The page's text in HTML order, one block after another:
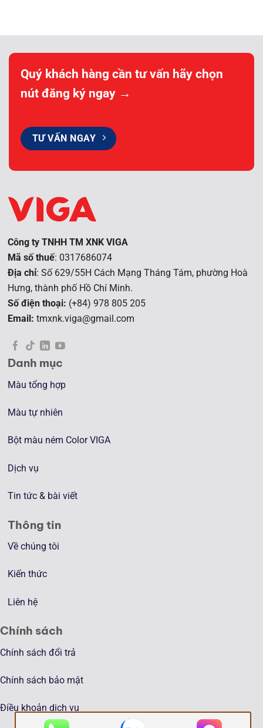
Quý khách hàng cần tư vấn hãy chọn
nút đăng ký ngay →
TƯ VẤN NGAY
Công ty TNHH TM XNK VIGA
Mã số thuế: 0317686074
Địa chỉ: Số 629/55H Cách Mạng Tháng Tám, phường Hoà
Hưng, thành phố Hồ Chí Minh.
Số điện thoại: (+84) 978 805 205
Email: tmxnk.viga@gmail.com
Danh mục
Màu tổng hợp
Màu tự nhiên
Bột màu ném Color VIGA
Dịch vụ
Tin tức & bài viết
Thông tin
Về chúng tôi
Kiến thức
Liên hệ
Chính sách
Chính sách đổi trả
Chính sách bảo mật
Điều khoản dịch vụ